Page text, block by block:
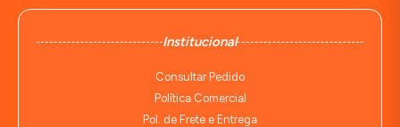
Institucional
Consultar Pedido
Política Comercial
Pol. de Frete e Entrega